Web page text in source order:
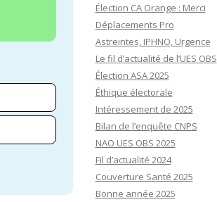
Élection CA Orange : Merci
Déplacements Pro
Astreintes, IPHNO, Urgence
Le fil d’actualité de l’UES OBS
Élection ASA 2025
Éthique électorale
Intéressement de 2025
Bilan de l’enquête CNPS
NAO UES OBS 2025
Fil d’actualité 2024
Couverture Santé 2025
Bonne année 2025